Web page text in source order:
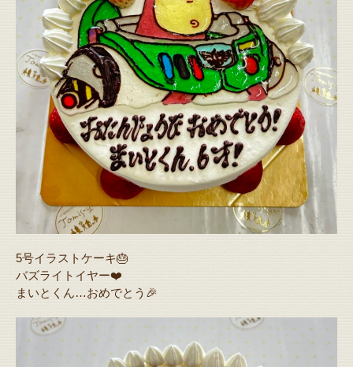
5号イラストケーキ🎂
バズライトイヤー❤️
まいとくん…おめでとう🎉